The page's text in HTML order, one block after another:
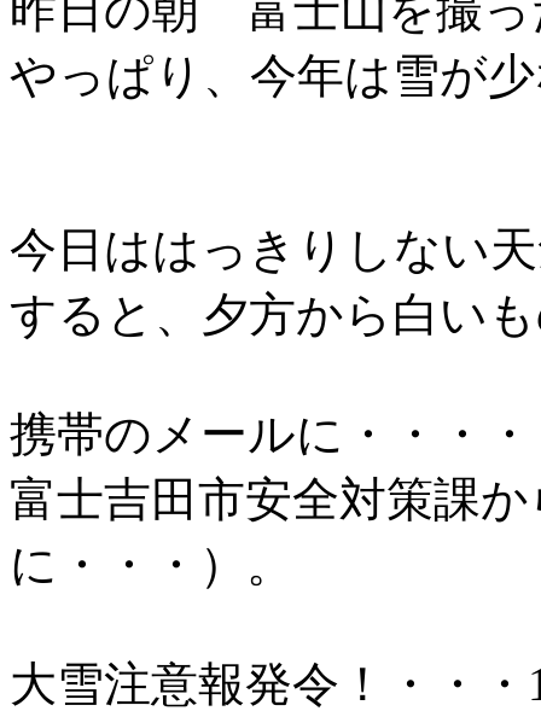
やっぱり、今年は雪が
今日ははっきりしない
すると、夕方から白い
携帯のメールに・・・
富士吉田市安全対策課
に・・・）。
大雪注意報発令！・・